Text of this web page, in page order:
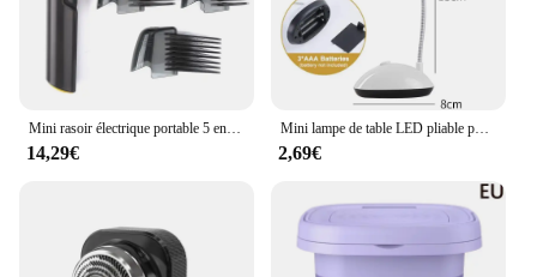
Mini rasoir électrique portable 5 en 1 pour homme, tondeuse à poils corporels, outil d'épilation multifonctionnel
14,29€
Mini lampe de table LED pliable portable, batterie 62, protection des yeux, éclairage domestique, chambre, chevet, étude, lecture
2,69€